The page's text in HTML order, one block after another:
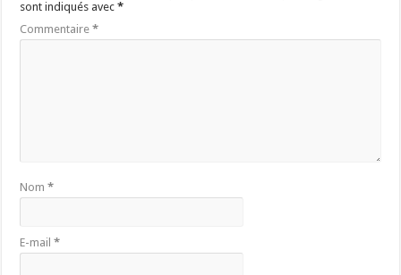
sont indiqués avec*
Commentaire*
Nom*
E-mail*